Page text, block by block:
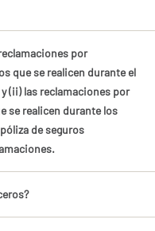
por
que se realicen durante el
(ii) las reclamaciones por
se realicen durante los
de seguros